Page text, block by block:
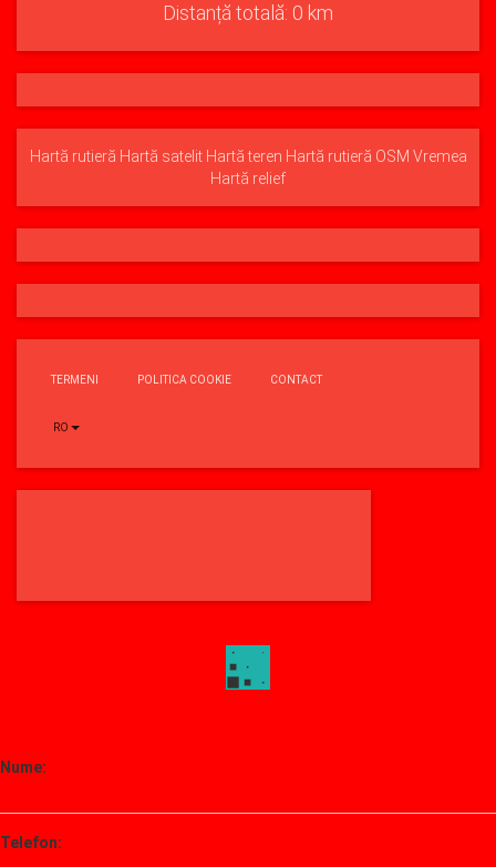
Distanță totală: 0 km
Hartă rutieră Hartă satelit Hartă teren Hartă rutieră OSM Vremea
Hartă relief
TERMENI POLITICA COOKIE CONTACT
RO
Nume:
Telefon: